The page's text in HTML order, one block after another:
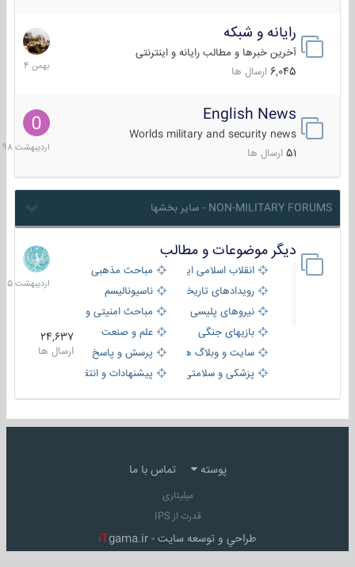
رایانه و شبکه
آخرین خبرها و مطالب رایانه و اینترنتی
6,045 ارسال ها
30
بهمن
1404
English News
Worlds military and security news
51 ارسال ها
10
1398
NON-MILITARY FORUMS - سایر بخشها
دیگر موضوعات و مطالب
انقلاب اسلامی ایران
مباحث مذهبی
رویدادهای تاریخی و مذهبیناسیونالیسم
نیروهای پلیسی
مباحث امنیتی و اطلاعاتی
بازیهای جنگی
علم و صنعت
سایت و وبلاگ ها
پرسش و پاسخ
پزشکی و سلامتی
پیشنهادات و انتقادات
24,637
ارسال ها
8
1405
پوسته تماس با ما
میلیتاری
قدرت از IPS
طراحي و توسعه سايت - iTgama.ir